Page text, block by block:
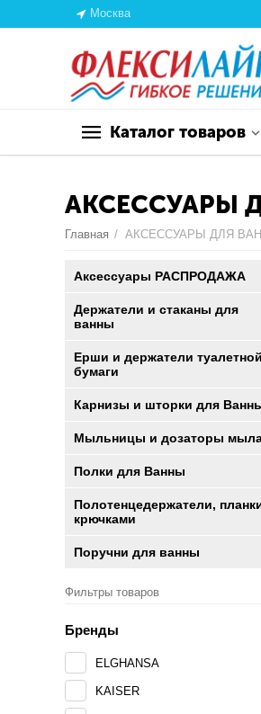
Москва
Каталог товаров
АКСЕССУАРЫ
Главная / АКСЕССУАРЫ ДЛЯ
Аксессуары РАСПРОДАЖА
Держатели и стаканы для
ванны
Ерши и держатели туалетной
бумаги
Карнизы и шторки для
Мыльницы и дозаторы
Полки для Ванны
Полотенцедержатели,
крючками
Поручни для ванны
Фильтры товаров
Бренды
ELGHANSA
KAISER